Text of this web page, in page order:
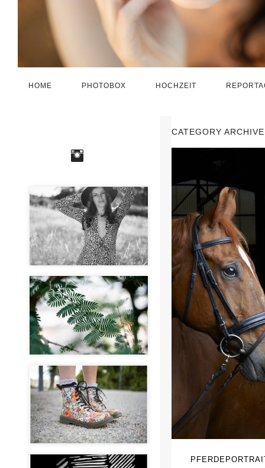
HOME PHOTOBOX HOCHZEIT
CATEGORY